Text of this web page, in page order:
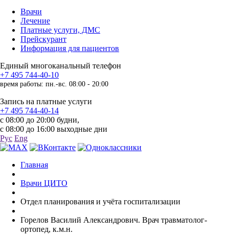
Врачи
Лечение
Платные услуги, ДМС
Прейскурант
Информация для пациентов
Единый многоканальный телефон
+7 495 744-40-10
время работы: пн.-вс. 08:00 - 20:00
Запись на платные услуги
+7 495 744-40-14
с 08:00 до 20:00 будни,
с 08:00 до 16:00 выходные дни
Рус Eng
Главная
Врачи ЦИТО
Отдел планирования и учёта госпитализации
Горелов Василий Александрович. Врач травматолог-
ортопед, к.м.н.